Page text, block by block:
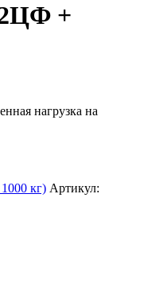
+
нагрузка на
кг) Артикул: